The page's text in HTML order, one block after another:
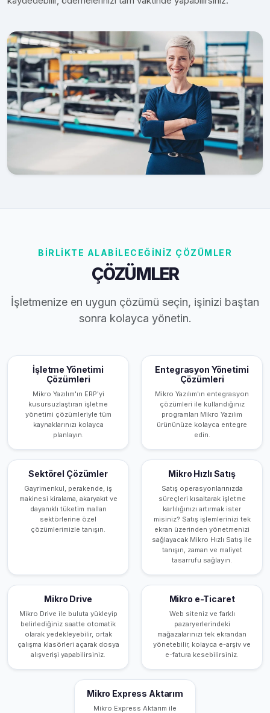
BİRLİKTE ALABİLECEĞİNİZ ÇÖZÜMLER
ÇÖZÜMLER
İşletmenize en uygun çözümü seçin, işinizi baştan
sonra kolayca yönetin.
İşletme Yönetimi
Çözümleri
Mikro Yazılım'ın ERP'yi
kusursuzlaştıran işletme
yönetimi çözümleriyle tüm
kaynaklarınızı kolayca
planlayın.
Entegrasyon Yönetimi
Çözümleri
Mikro Yazılım'ın entegrasyon
çözümleri ile kullandığınız
programları Mikro Yazılım
ürününüze kolayca entegre
edin.
Sektörel Çözümler
Gayrimenkul, perakende, iş
makinesi kiralama, akaryakıt ve
dayanıklı tüketim malları
sektörlerine özel
çözümlerimizle tanışın.
Mikro Hızlı Satış
Satış operasyonlarınızda
süreçleri kısaltarak işletme
karlılığınızı artırmak ister
misiniz? Satış işlemlerinizi tek
ekran üzerinden yönetmenizi
sağlayacak Mikro Hızlı Satış ile
tanışın, zaman ve maliyet
tasarrufu sağlayın.
Mikro Drive
Mikro Drive ile buluta yükleyip
belirlediğiniz saatte otomatik
olarak yedekleyebilir, ortak
çalışma klasörleri açarak dosya
alışverişi yapabilirsiniz.
Mikro e-Ticaret
Web siteniz ve farklı
pazaryerlerindeki
mağazalarınızı tek ekrandan
yönetebilir, kolayca e-arşiv ve
e-fatura kesebilirsiniz.
Mikro Express Aktarım
Mikro Express Aktarım ile